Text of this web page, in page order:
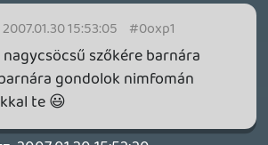
14:36:47 #0oxon
lehetne fejezni, menjetek a
ra és baszkuráljátok
(ott tud válaszolni is), itt
Dankesehr.
14:27:02